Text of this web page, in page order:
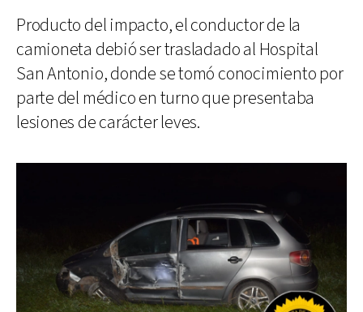
Producto del impacto, el conductor de la
camioneta debió ser trasladado al Hospital
San Antonio, donde se tomó conocimiento por
parte del médico en turno que presentaba
lesiones de carácter leves.